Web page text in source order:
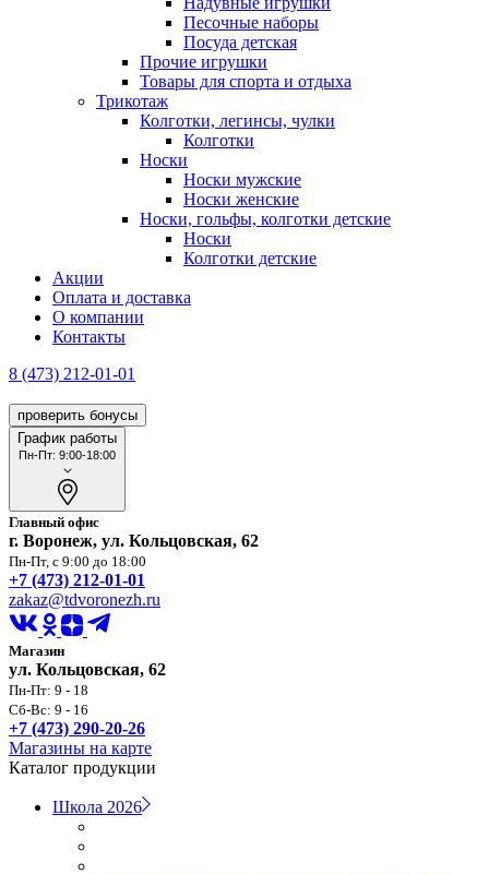
Песочные наборы
Посуда детская
Прочие игрушки
Товары для спорта и отдыха
Трикотаж
Колготки, легинсы, чулки
Колготки
Носки
Носки мужские
Носки женские
Носки, гольфы, колготки детские
Носки
Колготки детские
Акции
Оплата и доставка
О компании
Контакты
8 (473) 212-01-01
проверить бонусы
График работы
Пн-Пт: 9:00-18:00
Главный офис
г. Воронеж, ул. Кольцовская, 62
Пн-Пт, с 9:00 до 18:00
+7 (473) 212-01-01
zakaz@tdvoronezh.ru
Магазин
ул. Кольцовская, 62
Пн-Пт: 9 - 18
Сб-Вс: 9 - 16
+7 (473) 290-20-26
Магазины на карте
Каталог продукции
Школа 2026